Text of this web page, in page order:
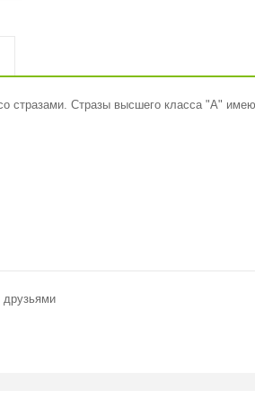
стразами. Стразы высшего класса "А"
друзьями